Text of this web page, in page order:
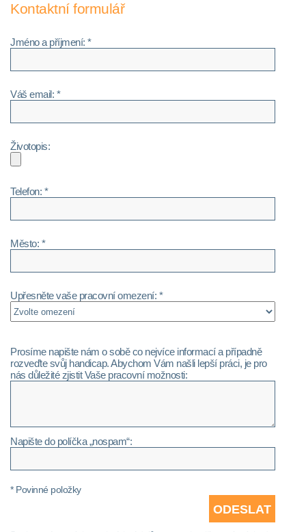
Kontaktní formulář
Jméno a příjmení: *
Váš email: *
Životopis:
Telefon: *
Město: *
Upřesněte vaše pracovní omezení: *
Prosíme napište nám o sobě co nejvíce informací a případně
rozveďte svůj handicap. Abychom Vám našli lepší práci, je pro
nás důležité zjistit Vaše pracovní možnosti:
Napište do políčka „nospam“:
* Povinné položky